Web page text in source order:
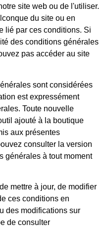
site web ou de l'utiliser.
du site ou en
lié par ces conditions. Si
des conditions générales
pas accéder au site
sont considérées
est expressément
Toute nouvelle
ajouté à la boutique
aux présentes
consulter la version
générales à tout moment
mettre à jour, de modifier
ces conditions en
des modifications sur
de consulter